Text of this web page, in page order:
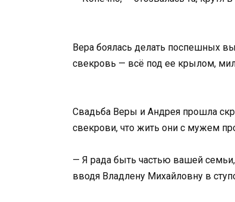
Вера боялась делать поспешных
свекровь — всё под ее крылом,
Свадьба Веры и Андрея прошла
свекрови, что жить они с мужем
— Я рада быть частью вашей
вводя Владлену Михайловну в